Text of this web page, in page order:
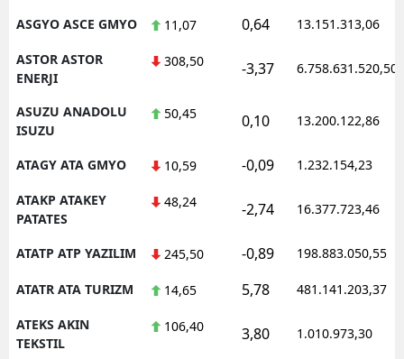
ASGYO ASCE GMYO 11,07 0,64 13.151.313,06
ASTOR ASTOR
ENERJI
308,50 -3,37 6.758.631.520,50
ASUZU ANADOLU
ISUZU
50,45 0,10 13.200.122,86
ATAGY ATA GMYO 10,59 -0,09 1.232.154,23
ATAKP ATAKEY
PATATES
48,24 -2,74 16.377.723,46
ATATP ATP YAZILIM 245,50 -0,89 198.883.050,55
ATATR ATA TURIZM 14,65 5,78 481.141.203,37
ATEKS AKIN
TEKSTIL
106,40 3,80 1.010.973,30